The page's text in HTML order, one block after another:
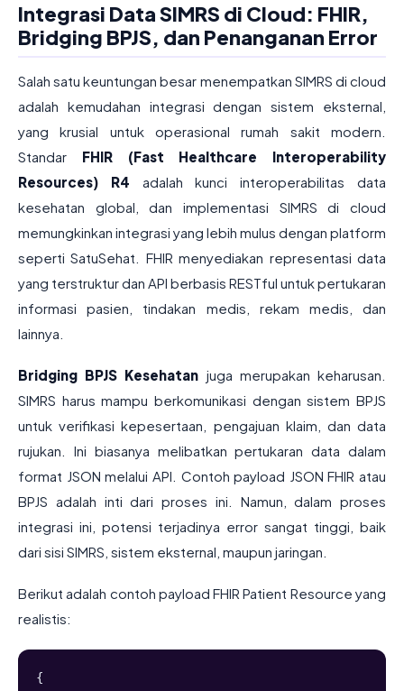
Integrasi Data SIMRS di Cloud: FHIR,
Bridging BPJS, dan Penanganan Error
Salah satu keuntungan besar menempatkan SIMRS di cloud
adalah kemudahan integrasi dengan sistem eksternal,
yang krusial untuk operasional rumah sakit modern.
Standar FHIR (Fast Healthcare Interoperability
Resources) R4 adalah kunci interoperabilitas data
kesehatan global, dan implementasi SIMRS di cloud
memungkinkan integrasi yang lebih mulus dengan platform
seperti SatuSehat. FHIR menyediakan representasi data
yang terstruktur dan API berbasis RESTful untuk pertukaran
informasi pasien, tindakan medis, rekam medis, dan
lainnya.
Bridging BPJS Kesehatan juga merupakan keharusan.
SIMRS harus mampu berkomunikasi dengan sistem BPJS
untuk verifikasi kepesertaan, pengajuan klaim, dan data
rujukan. Ini biasanya melibatkan pertukaran data dalam
format JSON melalui API. Contoh payload JSON FHIR atau
BPJS adalah inti dari proses ini. Namun, dalam proses
integrasi ini, potensi terjadinya error sangat tinggi, baik
dari sisi SIMRS, sistem eksternal, maupun jaringan.
Berikut adalah contoh payload FHIR Patient Resource yang
realistis:
{